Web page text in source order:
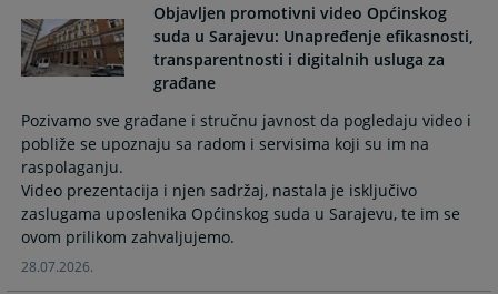
forward
to
interact
the
calendar
and
select
a
date.
Press
forward
to
interact
with
the
calendar
select
a
date.
Objavljen promotivni video Općinskog
suda u Sarajevu: Unapređenje efikasnosti,
transparentnosti i digitalnih usluga za
građane
Pozivamo sve građane i stručnu javnost da pogledaju video i
pobliže se upoznaju sa radom i servisima koji su im na
raspolaganju.
Video prezentacija i njen sadržaj, nastala je isključivo
zaslugama uposlenika Općinskog suda u Sarajevu, te im se
ovom prilikom zahvaljujemo.
28.07.2026.